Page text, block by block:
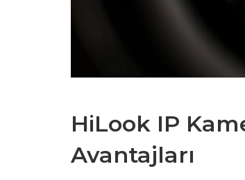
HiLook IP
Avantajları